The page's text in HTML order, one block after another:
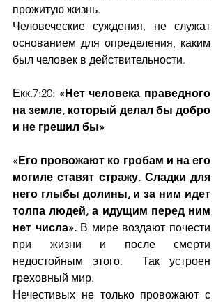
прожитую жизнь.
Человеческие суждения, не служат
основанием для определения, каким
был человек в действительности.
Екк.7:20: «Нет человека праведного
на земле, который делал бы добро
и не грешил бы»
«Его провожают ко гробам и на его
могиле ставят стражу. Сладки для
него глыбы долины, и за ним идет
толпа людей, а идущим перед ним
нет числа». В мире воздают почести
при жизни и после смерти
недостойным этого.  Так устроен
греховный мир.
Нечестивых не только провожают с